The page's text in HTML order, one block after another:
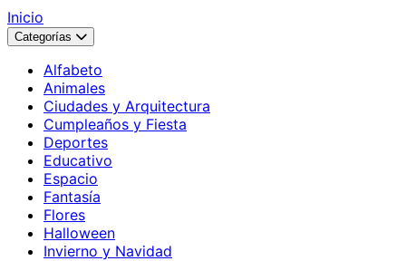
Inicio
Categorías
Alfabeto
Animales
Ciudades y Arquitectura
Cumpleaños y Fiesta
Deportes
Educativo
Espacio
Fantasía
Flores
Halloween
Invierno y Navidad